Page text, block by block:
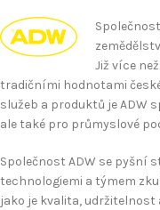
Společnost
Již více
tradičními hodnotami
služeb a produktů je ADW
ale také pro průmyslové
Společnost ADW se pyšní
technologiemi a týmem
jako je kvalita,